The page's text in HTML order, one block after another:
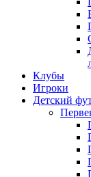
Клубы
Игроки
Детский